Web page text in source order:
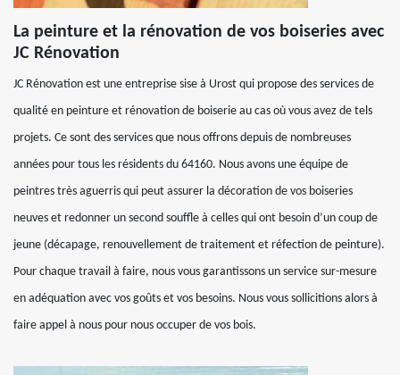
La peinture et la rénovation de vos boiseries avec
JC Rénovation
JC Rénovation est une entreprise sise à Urost qui propose des services de
qualité en peinture et rénovation de boiserie au cas où vous avez de tels
projets. Ce sont des services que nous offrons depuis de nombreuses
années pour tous les résidents du 64160. Nous avons une équipe de
peintres très aguerris qui peut assurer la décoration de vos boiseries
neuves et redonner un second souffle à celles qui ont besoin d’un coup de
jeune (décapage, renouvellement de traitement et réfection de peinture).
Pour chaque travail à faire, nous vous garantissons un service sur-mesure
en adéquation avec vos goûts et vos besoins. Nous vous sollicitions alors à
faire appel à nous pour nous occuper de vos bois.